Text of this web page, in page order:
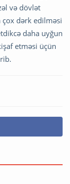
və dövlət
dərk edilməsi
daha uyğun
etməsi üçün